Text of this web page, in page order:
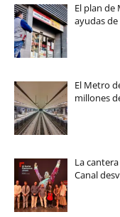
El plan de
ayudas
El Metro
millones
La
Canal